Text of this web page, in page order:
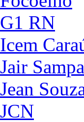
G1 RN
Icem
Jair
Jean
JCN